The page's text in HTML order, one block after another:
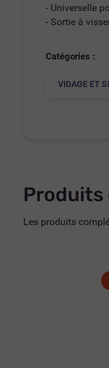
- Universelle
- Sortie à
Catégories :
VIDAGE ET
Produits
Les produits